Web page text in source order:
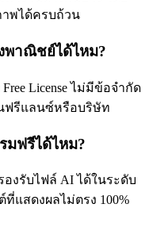
าพได้ครบถ้วน
พาณิชย์ได้ไหม?
License ไม่มีข้อจำกัด
ฟรีแลนซ์หรือบริษัท
มฟรีได้ไหม?
องรับไฟล์ AI ได้ในระดับ
ที่แสดงผลไม่ตรง 100%